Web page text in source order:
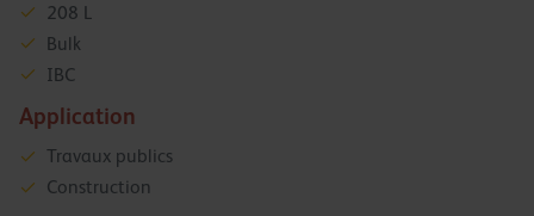
208 L
Bulk
IBC
Application
Travaux publics
Construction